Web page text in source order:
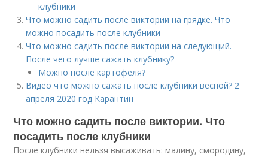
клубники
Что можно садить после виктории на грядке. Что
можно посадить после клубники
Что можно садить после виктории на следующий.
После чего лучше сажать клубнику?
Можно после картофеля?
Видео что можно сажать после клубники весной? 2
апреля 2020 год Карантин
Что можно садить после виктории. Что
посадить после клубники
После клубники нельзя высаживать: малину, смородину,